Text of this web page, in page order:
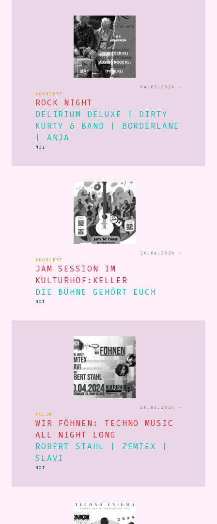
04.05.2024 -
#KONZERT
ROCK NIGHT
DELIRIUM DELUXE | DIRTY
KURTY & BAND | BORDERLANE
| ANJA
NOI
26.04.2024 -
#KONZERT
JAM SESSION IM
KULTURHOF:KELLER
DIE BÜHNE GEHÖRT EUCH
NOI
20.04.2024 -
#CLUB
WIR FÖHNEN: TECHNO MUSIC
ALL NIGHT LONG
ROBERT STAHL | ZEMTEX |
SLAVI
NOI